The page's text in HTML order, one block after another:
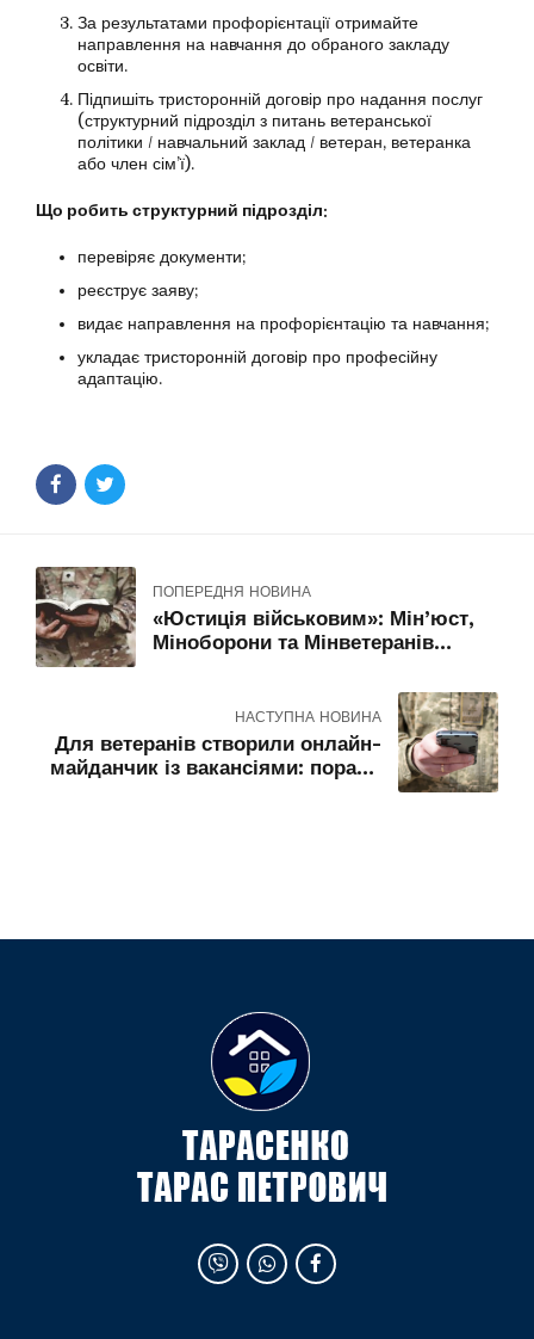
За результатами профорієнтації отримайте
направлення на навчання до обраного закладу
освіти.
Підпишіть тристоронній договір про надання послуг
(структурний підрозділ з питань ветеранської
політики / навчальний заклад / ветеран, ветеранка
або член сім’ї).
Що робить структурний підрозділ:
перевіряє документи;
реєструє заяву;
видає направлення на профорієнтацію та навчання;
укладає тристоронній договір про професійну
адаптацію.
ПОПЕРЕДНЯ НОВИНА
«Юстиція військовим»: Мін’юст,
Міноборони та Мінветеранів
НАСТУПНА НОВИНА
Для ветеранів створили онлайн-
майданчик із вакансіями: поради